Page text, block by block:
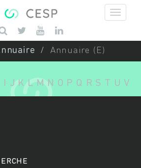
Saisissez vos mots-clés
Annuaire (E)
J K L M N O P Q R S T U V